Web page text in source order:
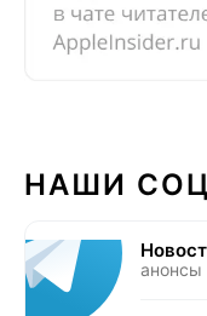
НАШИ
анонсы